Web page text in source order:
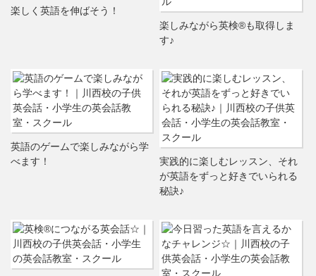
楽しく英語を伸ばそう！
楽しみながら英検®も取得しま
す♪
英語のゲームで楽しみながら学
べます！
実践的に楽しむレッスン、それ
が英語をずっと好きでいられる
秘訣♪